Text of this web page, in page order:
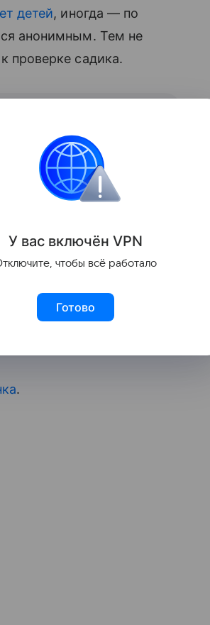
детей, иногда — по
анонимным. Тем не
проверке садика.
в социальной группе
саду. В том числе о
процессуальное
СУ СК России по
в котором стоит 200
.
У вас включён VPN
чтобы всё работало
Готово